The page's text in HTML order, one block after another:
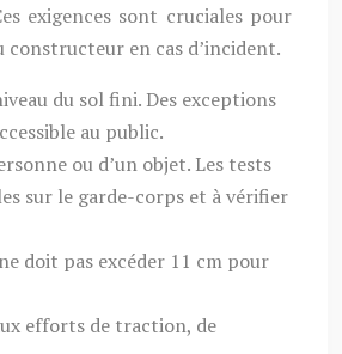
exigences sont cruciales pour
en cas d’incident.
du sol fini. Des exceptions
au public.
ou d’un objet. Les tests
sur le garde-corps et à vérifier
doit pas excéder 11 cm pour
efforts de traction, de